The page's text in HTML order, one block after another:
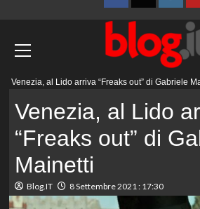
FacebookTwitter
Venezia, al Lido arriva “Freaks out” di Gabriele
Venezia, al Lido
“Freaks out” di
Mainetti
Blog.IT 8 Settembre 2021 : 17:30